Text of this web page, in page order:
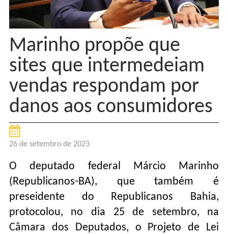
Marinho propõe que
sites que intermedeiam
vendas respondam por
danos aos consumidores
26 de setembro de 2023
O deputado federal Márcio Marinho
(Republicanos-BA), que também é
preseidente do Republicanos Bahia,
protocolou, no dia 25 de setembro, na
Câmara dos Deputados, o Projeto de Lei